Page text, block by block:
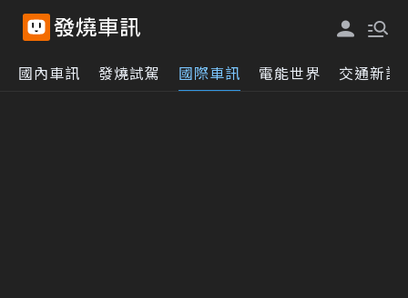
國內車訊 發燒試駕 國際車訊 電能世界 交通新訊